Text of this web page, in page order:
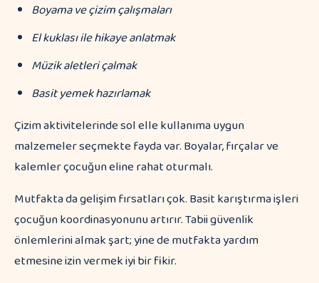
Boyama ve çizim çalışmaları
El kuklası ile hikaye anlatmak
Müzik aletleri çalmak
Basit yemek hazırlamak
Çizim aktivitelerinde sol elle kullanıma uygun
malzemeler seçmekte fayda var. Boyalar, fırçalar ve
kalemler çocuğun eline rahat oturmalı.
Mutfakta da gelişim fırsatları çok. Basit karıştırma işleri
çocuğun koordinasyonunu artırır. Tabii güvenlik
önlemlerini almak şart; yine de mutfakta yardım
etmesine izin vermek iyi bir fikir.